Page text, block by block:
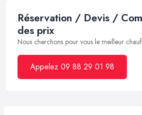
Réservation / Devis /
des prix
Nous cherchons pour vous le meilleur
Appelez 09 88 29 01 98